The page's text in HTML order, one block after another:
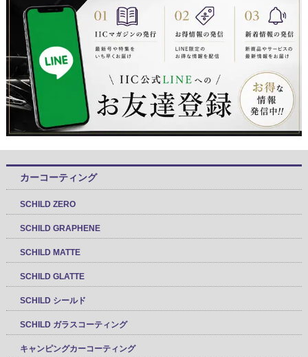
カーコーティング
SCHILD ZERO
SCHILD GRAPHENE
SCHILD MATTE
SCHILD GLATTE
SCHILD シールド
SCHILD ガラスコーティング
キャンピングカーコーティング